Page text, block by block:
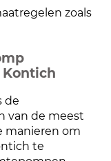
zoals
de
van de meest
manieren om
te